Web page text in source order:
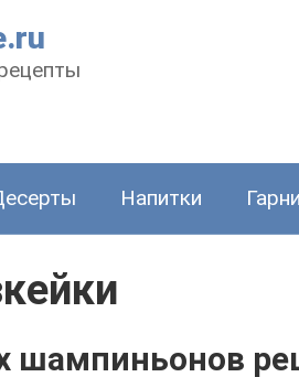
Напитки
шампиньонов